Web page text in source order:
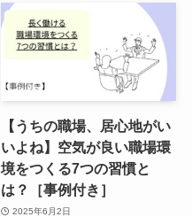
【うちの職場、居心地がい
いよね】空気が良い職場環
境をつくる7つの習慣と
は？［事例付き］
2025年6月2日